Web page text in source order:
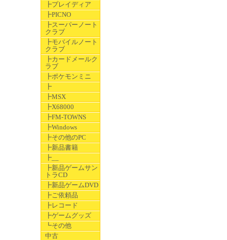
┣プレイディア
┣PICNO
┣スーパーノート
クラブ
┣モバイルノート
クラブ
┣カードメールク
ラブ
┣ポケモンミニ
┣
┣MSX
┣X68000
┣FM-TOWNS
┣Windows
┣その他のPC
┣新品書籍
┣__
┣新品ゲームサン
トラCD
┣新品ゲームDVD
┣ご依頼品
┣レコード
┣ゲームグッズ
┗その他
中古